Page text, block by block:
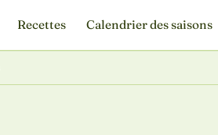
Recettes Calendrier des saisons